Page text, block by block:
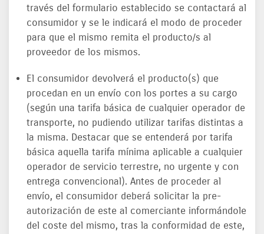
través del formulario establecido se contactará al
consumidor y se le indicará el modo de proceder
para que el mismo remita el producto/s al
proveedor de los mismos.
El consumidor devolverá el producto(s) que
procedan en un envío con los portes a su cargo
(según una tarifa básica de cualquier operador de
transporte, no pudiendo utilizar tarifas distintas a
la misma. Destacar que se entenderá por tarifa
básica aquella tarifa mínima aplicable a cualquier
operador de servicio terrestre, no urgente y con
entrega convencional). Antes de proceder al
envío, el consumidor deberá solicitar la pre-
autorización de este al comerciante informándole
del coste del mismo, tras la conformidad de este,